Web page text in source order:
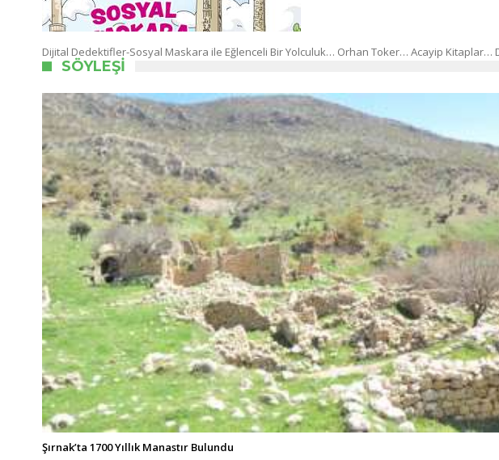
Dijital Dedektifler-Sosyal Maskara ile Eğlenceli Bir Yolculuk… Orhan Toker… Acayip Kitaplar…
SÖYLEŞI
Şırnak’ta 1700 Yıllık Manastır Bulundu